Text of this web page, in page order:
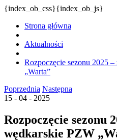
{index_ob_css}{index_ob_js}
Strona główna
Aktualności
Rozpoczęcie sezonu 2025
„Warta”
Poprzednia Następna
15 - 04 - 2025
Rozpoczęcie sezonu
wędkarskie PZW